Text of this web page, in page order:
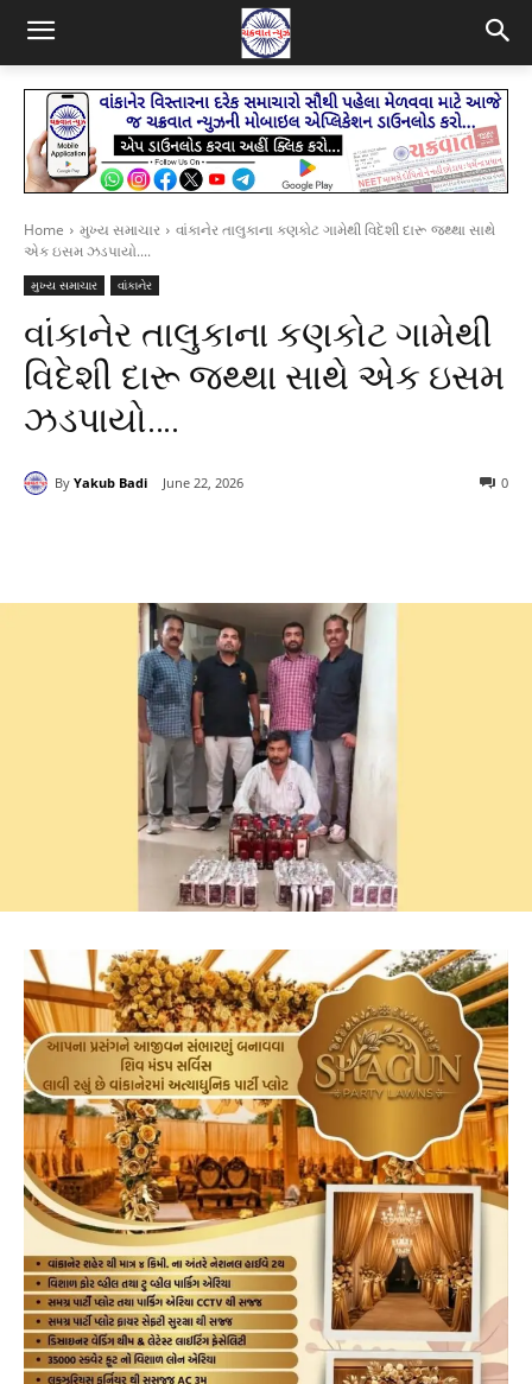
Home મુખ્ય સમાચાર
વાંકાનેર તાલુકાના કણકોટ ગામેથી વિદેશી દારૂ જથ્થા સાથે
એક ઇસમ ઝડપાયો....
મુખ્ય સમાચાર વાંકાનેર
વાંકાનેર તાલુકાના કણકોટ ગામેથી
વિદેશી દારૂ જથ્થા સાથે એક ઇસમ
ઝડપાયો….
By Yakub Badi June 22, 2026 0